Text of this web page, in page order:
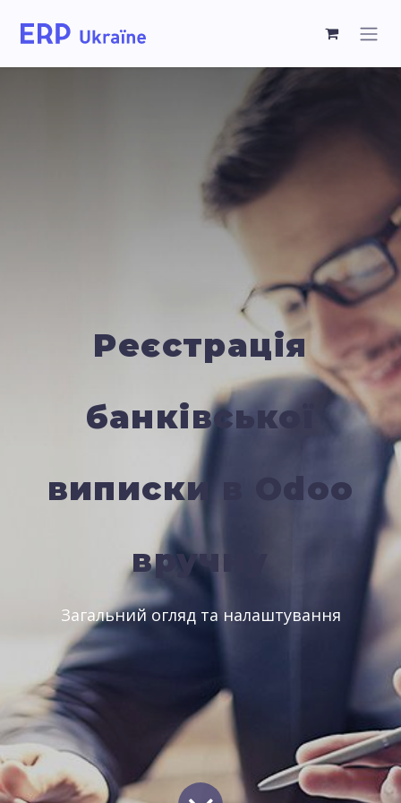
Реєстрація
банківської
виписки в Odoo
вручну
Загальний огляд та налаштування